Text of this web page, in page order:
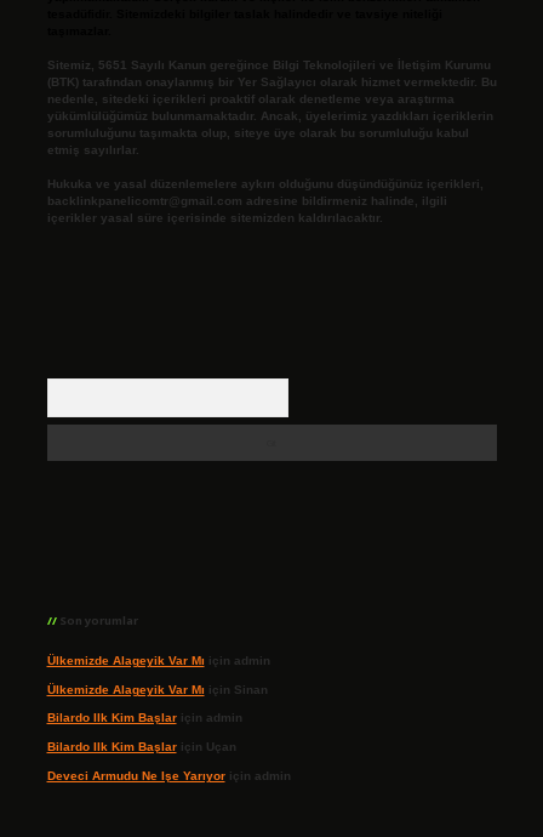
Sitemiz, 5651 Sayılı Kanun gereğince Bilgi Teknolojileri ve İletişim Kurumu
(BTK) tarafından onaylanmış bir Yer Sağlayıcı olarak hizmet vermektedir. Bu
nedenle, sitedeki içerikleri proaktif olarak denetleme veya araştırma
yükümlülüğümüz bulunmamaktadır. Ancak, üyelerimiz yazdıkları içeriklerin
sorumluluğunu taşımakta olup, siteye üye olarak bu sorumluluğu kabul
etmiş sayılırlar.
Hukuka ve yasal düzenlemelere aykırı olduğunu düşündüğünüz içerikleri,
backlinkpanelicomtr@gmail.com adresine bildirmeniz halinde, ilgili
içerikler yasal süre içerisinde sitemizden kaldırılacaktır.
Son yorumlar
Ülkemizde Alageyik Var Mı için admin
Ülkemizde Alageyik Var Mı için Sinan
Bilardo Ilk Kim Başlariçin admin
Bilardo Ilk Kim Başlariçin Uçan
Deveci Armudu Ne Işe Yarıyoriçin admin